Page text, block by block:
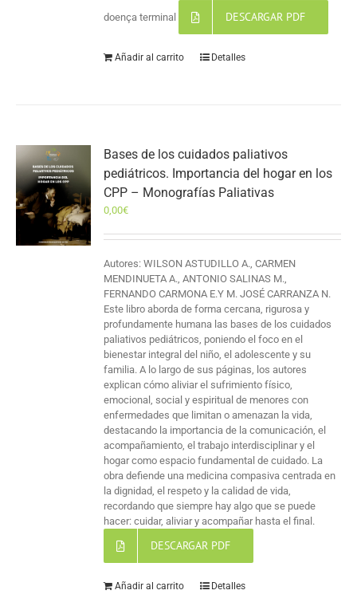
doença terminal DESCARGAR PDF
Añadir al carrito Detalles
Bases de los cuidados paliativos
pediátricos. Importancia del hogar en los
CPP – Monografías Paliativas
0,00€
Autores: WILSON ASTUDILLO A., CARMEN
MENDINUETA A., ANTONIO SALINAS M.,
FERNANDO CARMONA E.Y M. JOSÉ CARRANZA N.
Este libro aborda de forma cercana, rigurosa y
profundamente humana las bases de los cuidados
paliativos pediátricos, poniendo el foco en el
bienestar integral del niño, el adolescente y su
familia. A lo largo de sus páginas, los autores
explican cómo aliviar el sufrimiento físico,
emocional, social y espiritual de menores con
enfermedades que limitan o amenazan la vida,
destacando la importancia de la comunicación, el
acompañamiento, el trabajo interdisciplinar y el
hogar como espacio fundamental de cuidado. La
obra defiende una medicina compasiva centrada en
la dignidad, el respeto y la calidad de vida,
recordando que siempre hay algo que se puede
hacer: cuidar, aliviar y acompañar hasta el final.
DESCARGAR PDF
Añadir al carrito Detalles